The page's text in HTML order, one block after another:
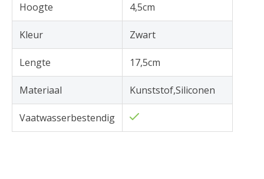
Hoogte 4,5cm
Kleur Zwart
Lengte 17,5cm
Materiaal Kunststof,Siliconen
Vaatwasserbestendig